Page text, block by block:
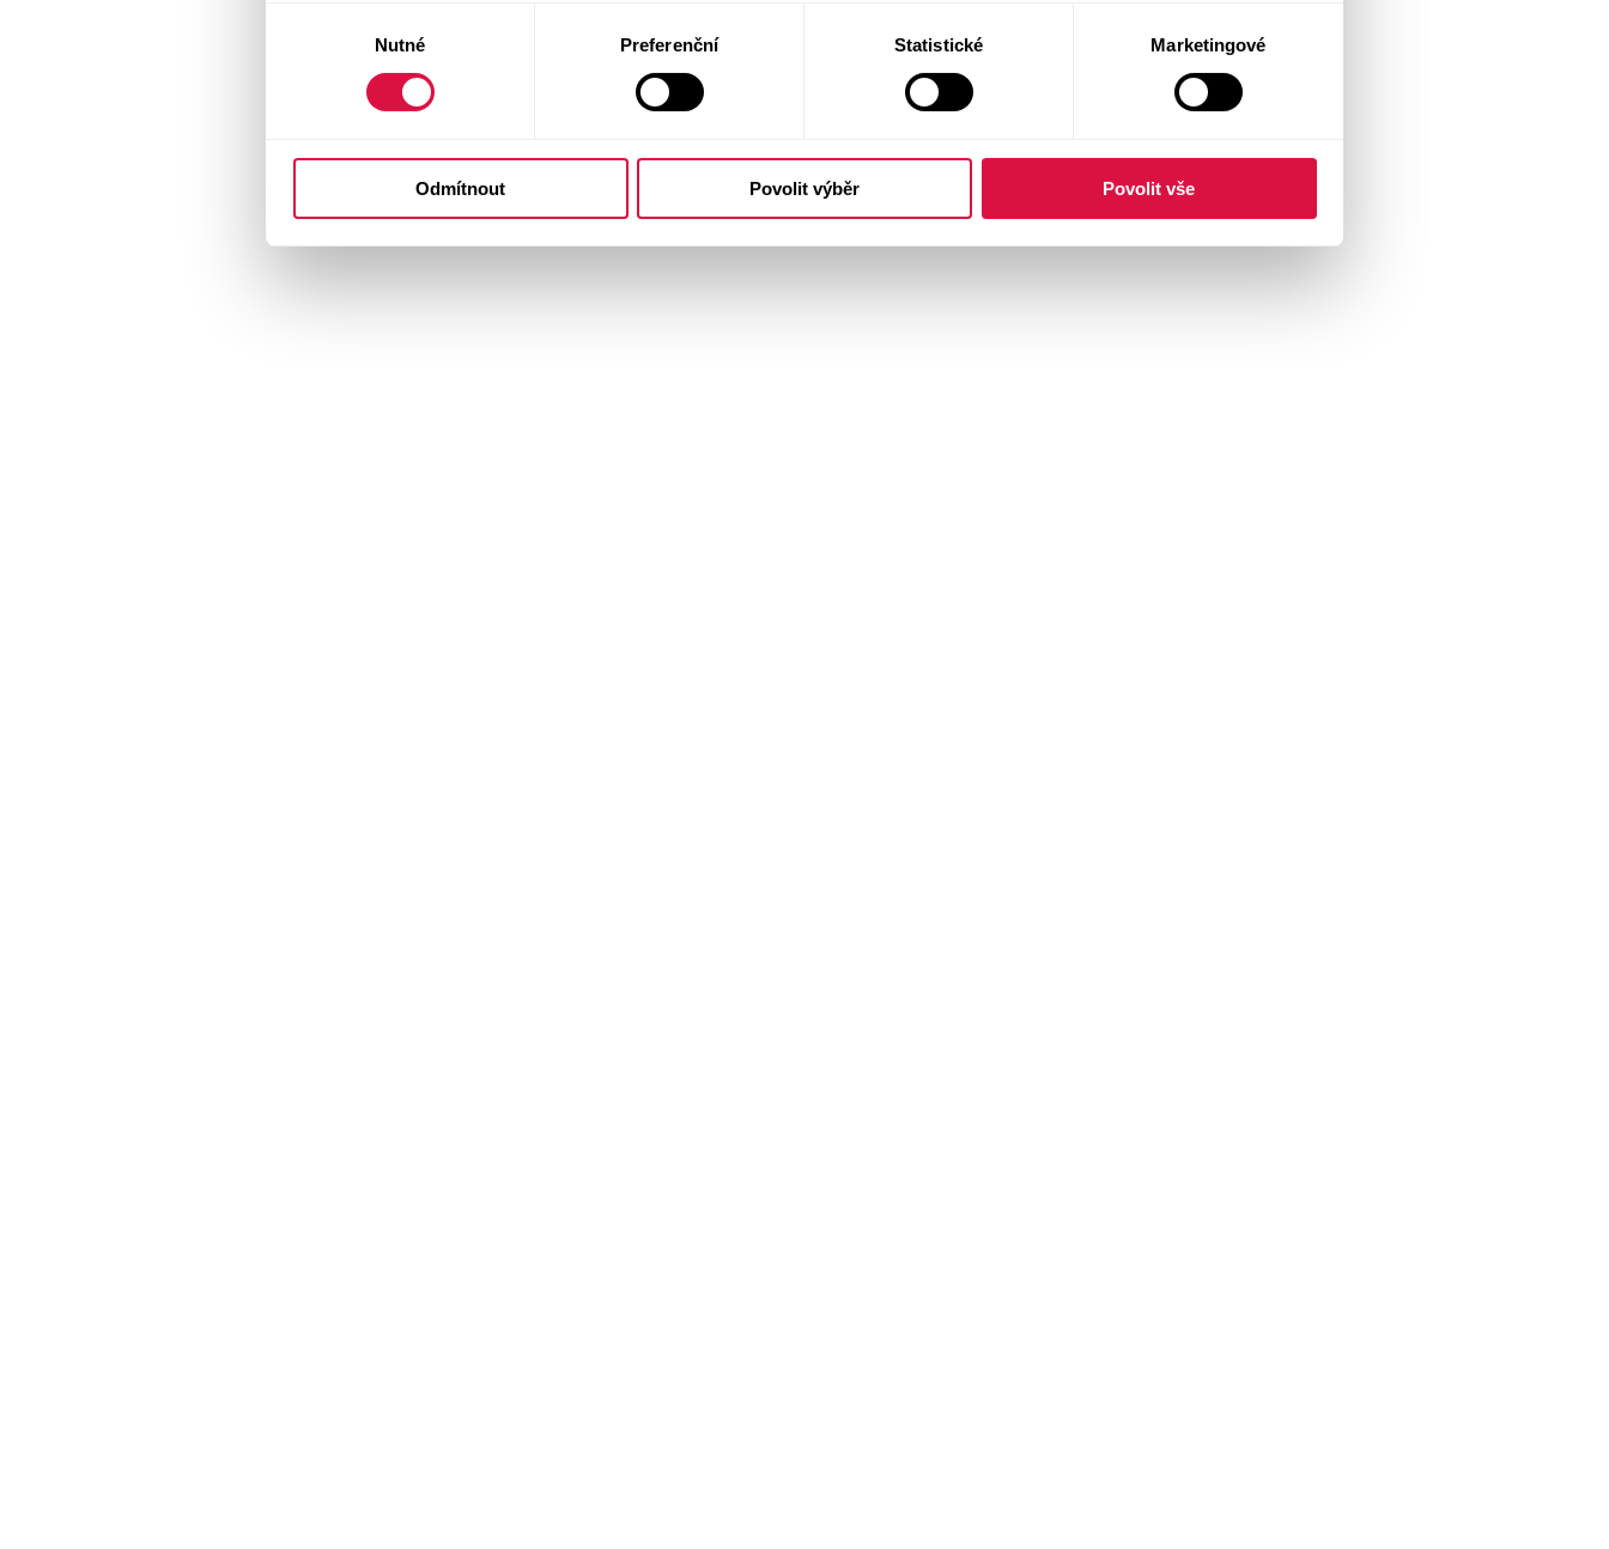
Nutné Preferenční Statistické Marketingové
Odmítnout Povolit výběr Povolit vše